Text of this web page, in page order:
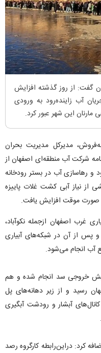
گفت: از روز گذشته افزایش
آب زاینده‌رود به ورودی
مارنان این شهر عبور کرد.
مدیرکل مدیریت بحران
شرکت آب منطقه‌ای اصفهان از
و رهاسازی آب در بستر رودخانه
از نیاز آبی کشت غلات پاییزه
صورت موقت افزایش یافت.
غرب اصفهان ازجمله نکوآباد،
و پس از آن در شبکه‌های آبیاری
انجام می‌شود.
خروجی سد انجام شده و هم
رسید و از زیر دهانه‌های پل
آبشار و رودشت آبگیری
کرد: دراین‌رابطه کارگروه رصد